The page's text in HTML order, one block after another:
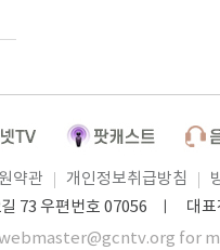
약관 개인정보취급방침
길 73 우편번호 07056 ㅣ 대
for